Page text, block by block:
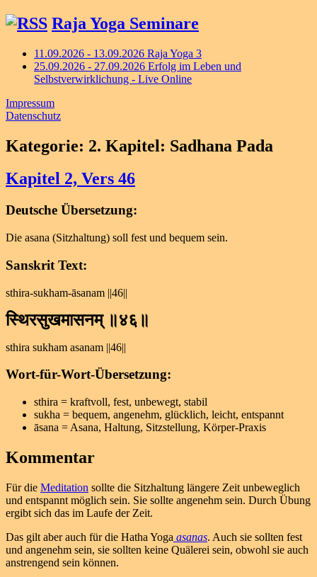
Raja Yoga Seminare
11.09.2026 - 13.09.2026 Raja Yoga 3
25.09.2026 - 27.09.2026 Erfolg im Leben und
Selbstverwirklichung - Live Online
Impressum
Datenschutz
Kategorie: 2. Kapitel: Sadhana Pada
Kapitel 2, Vers 46
Deutsche Übersetzung:
Die asana (Sitzhaltung) soll fest und bequem sein.
Sanskrit Text:
sthira-sukham-āsanam ||46||
स्थिरसुखमासनम् ॥४६॥
sthira sukham asanam ||46||
Wort-für-Wort-Übersetzung:
sthira = kraftvoll, fest, unbewegt, stabil
sukha = bequem, angenehm, glücklich, leicht, entspannt
āsana = Asana, Haltung, Sitzstellung, Körper-Praxis
Kommentar
Für die Meditation sollte die Sitzhaltung längere Zeit unbeweglich
und entspannt möglich sein. Sie sollte angenehm sein. Durch Übung
ergibt sich das im Laufe der Zeit.
Das gilt aber auch für die Hatha Yoga asanas. Auch sie sollten fest
und angenehm sein, sie sollten keine Quälerei sein, obwohl sie auch
anstrengend sein können.